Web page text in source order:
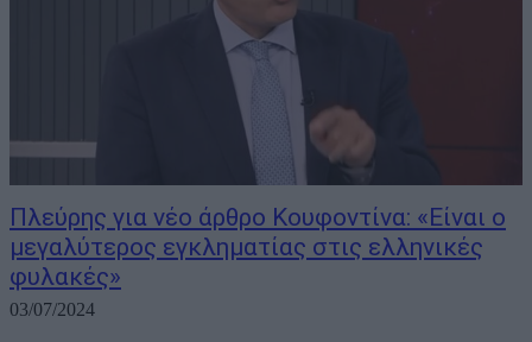
Πλεύρης για νέο άρθρο Κουφοντίνα: «Είναι ο
μεγαλύτερος εγκληματίας στις ελληνικές
φυλακές»
03/07/2024